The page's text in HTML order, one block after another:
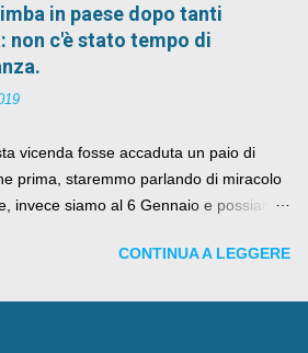
in paese dopo tanti
non c'è stato tempo di
vicenda fosse accaduta un paio di
prima, staremmo parlando di miracolo
invece siamo al 6 Gennaio e possiamo
visto il lieto epilogo della vicenda.
CONTINUA A LEGGERE